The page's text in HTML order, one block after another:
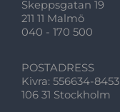
Skeppsgatan 19
211 11 Malmö
040 - 170 500
POSTADRESS
Kivra: 556634-8453
106 31 Stockholm